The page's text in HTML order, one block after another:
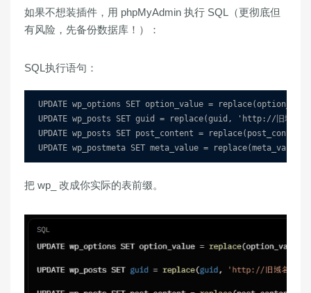
如果不想装插件，用 phpMyAdmin 执行 SQL（更彻底但
有风险，先备份数据库！）
：
SQL执行语句：
UPDATE wp_options SET option_value =
UPDATE wp_posts SET guid = replace(guid, 'http://旧域
UPDATE wp_posts SET post_content =
UPDATE wp_postmeta SET meta_value =
把 wp_ 改成你实际的表前缀。